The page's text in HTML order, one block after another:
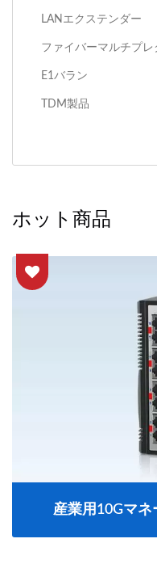
LANエクステンダー
ファイバーマルチプレ
E1バラン
TDM製品
ホット商品
産業用10Gマネ